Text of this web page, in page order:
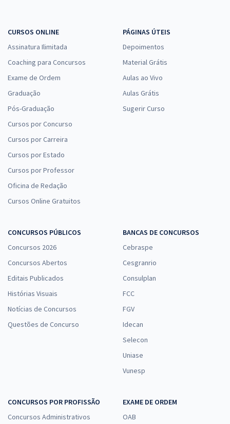
CURSOS ONLINE
Assinatura Ilimitada
Coaching para Concursos
Exame de Ordem
Graduação
Pós-Graduação
Cursos por Concurso
Cursos por Carreira
Cursos por Estado
Cursos por Professor
Oficina de Redação
Cursos Online Gratuitos
PÁGINAS ÚTEIS
Depoimentos
Material Grátis
Aulas ao Vivo
Aulas Grátis
Sugerir Curso
CONCURSOS PÚBLICOS
Concursos 2026
Concursos Abertos
Editais Publicados
Histórias Visuais
Notícias de Concursos
Questões de Concurso
BANCAS DE CONCURSOS
Cebraspe
Cesgranrio
Consulplan
FCC
FGV
Idecan
Selecon
Uniase
Vunesp
CONCURSOS POR PROFISSÃO
Concursos Administrativos
EXAME DE ORDEM
OAB